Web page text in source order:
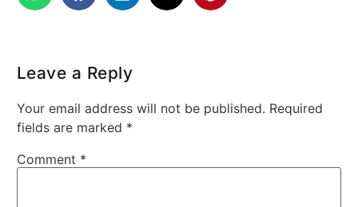
Leave a Reply
Your email address will not be published. Required
fields are marked *
Comment *